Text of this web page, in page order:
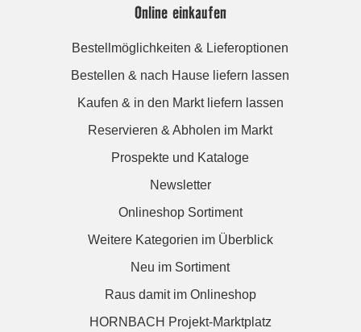
Online einkaufen
Bestellmöglichkeiten & Lieferoptionen
Bestellen & nach Hause liefern lassen
Kaufen & in den Markt liefern lassen
Reservieren & Abholen im Markt
Prospekte und Kataloge
Newsletter
Onlineshop Sortiment
Weitere Kategorien im Überblick
Neu im Sortiment
Raus damit im Onlineshop
HORNBACH Projekt-Marktplatz